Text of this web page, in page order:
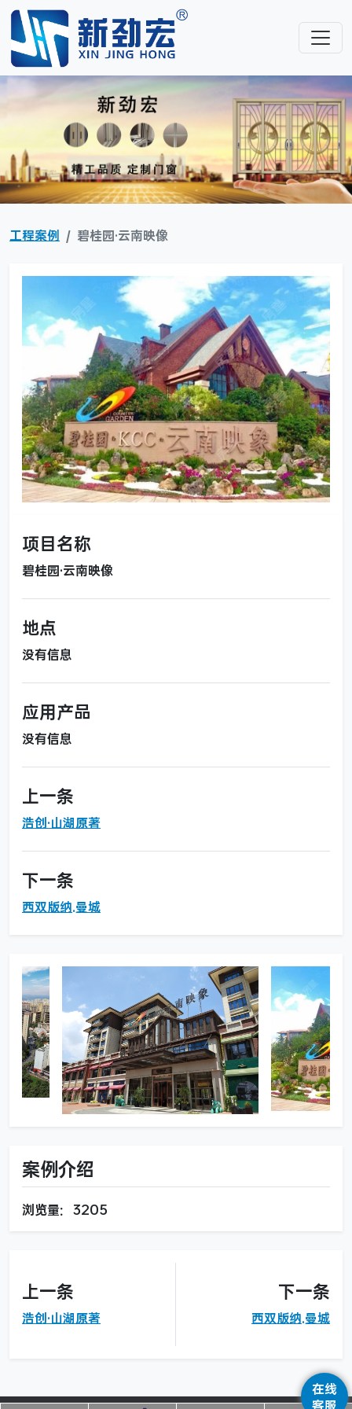
工程案例 碧桂园·云南映像
项目名称
碧桂园·云南映像
地点
没有信息
应用产品
没有信息
上一条
浩创·山湖原著
下一条
西双版纳.曼城
案例介绍
浏览量：3205
上一条
浩创·山湖原著
下一条
西双版纳.曼城
在线
客服